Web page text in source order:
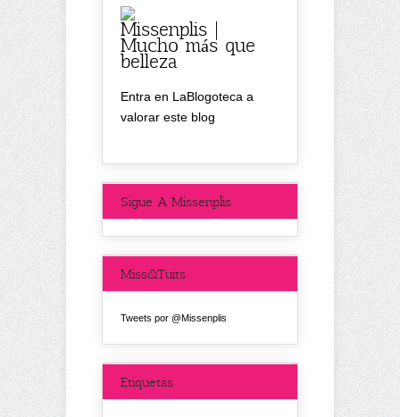
Missenplis |
Mucho más que
belleza
Entra en LaBlogoteca a
valorar este blog
Sigue A Missenplis
Miss&Tuits
Tweets por @Missenplis
Etiquetas